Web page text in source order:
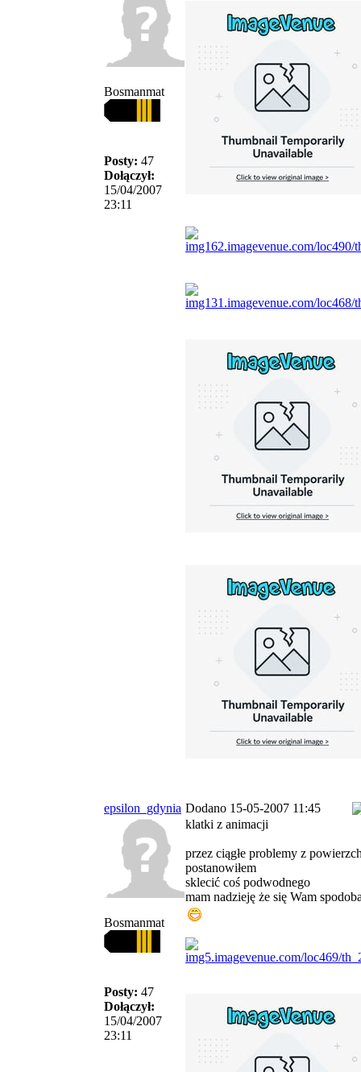
Bosmanmat
Posty: 47
Dołączył:
15/04/2007
23:11
epsilon_gdynia Dodano 15-05-2007 11:45
Bosmanmat
Posty: 47
Dołączył:
15/04/2007
23:11
klatki z animacji
przez ciągłe problemy z
postanowiłem
sklecić coś podwodnego
mam nadzieję że się Wam